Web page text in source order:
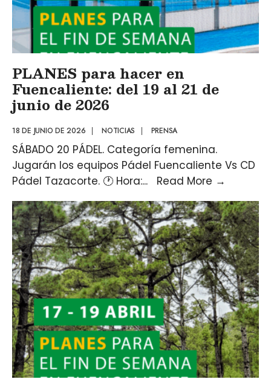
PLANES para hacer en
Fuencaliente: del 19 al 21 de
junio de 2026
18 DE JUNIO DE 2026 NOTICIAS PRENSA
SÁBADO 20 PÁDEL. Categoría femenina.
Jugarán los equipos Pádel Fuencaliente Vs CD
Pádel Tazacorte. 🕐 Hora:... Read More →